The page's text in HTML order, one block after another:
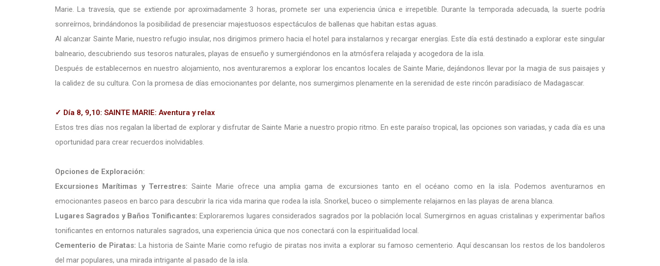
Marie. La travesía, que se extiende por aproximadamente 3 horas, promete ser una experiencia única e irrepetible. Durante la temporada adecuada, la suerte podría
sonreírnos, brindándonos la posibilidad de presenciar majestuosos espectáculos de ballenas que habitan estas aguas.
Al alcanzar Sainte Marie, nuestro refugio insular, nos dirigimos primero hacia el hotel para instalarnos y recargar energías. Este día está destinado a explorar este singular
balneario, descubriendo sus tesoros naturales, playas de ensueño y sumergiéndonos en la atmósfera relajada y acogedora de la isla.
Después de establecernos en nuestro alojamiento, nos aventuraremos a explorar los encantos locales de Sainte Marie, dejándonos llevar por la magia de sus paisajes y
la calidez de su cultura. Con la promesa de días emocionantes por delante, nos sumergimos plenamente en la serenidad de este rincón paradisíaco de Madagascar.
✓ Día 8, 9,10: SAINTE MARIE: Aventura y relax
Estos tres días nos regalan la libertad de explorar y disfrutar de Sainte Marie a nuestro propio ritmo. En este paraíso tropical, las opciones son variadas, y cada día es una
oportunidad para crear recuerdos inolvidables.
Opciones de Exploración:
Excursiones Marítimas y Terrestres: Sainte Marie ofrece una amplia gama de excursiones tanto en el océano como en la isla. Podemos aventurarnos en
emocionantes paseos en barco para descubrir la rica vida marina que rodea la isla. Snorkel, buceo o simplemente relajarnos en las playas de arena blanca.
Lugares Sagrados y Baños Tonificantes: Exploraremos lugares considerados sagrados por la población local. Sumergirnos en aguas cristalinas y experimentar baños
tonificantes en entornos naturales sagrados, una experiencia única que nos conectará con la espiritualidad local.
Cementerio de Piratas: La historia de Sainte Marie como refugio de piratas nos invita a explorar su famoso cementerio. Aquí descansan los restos de los bandoleros
del mar populares, una mirada intrigante al pasado de la isla.